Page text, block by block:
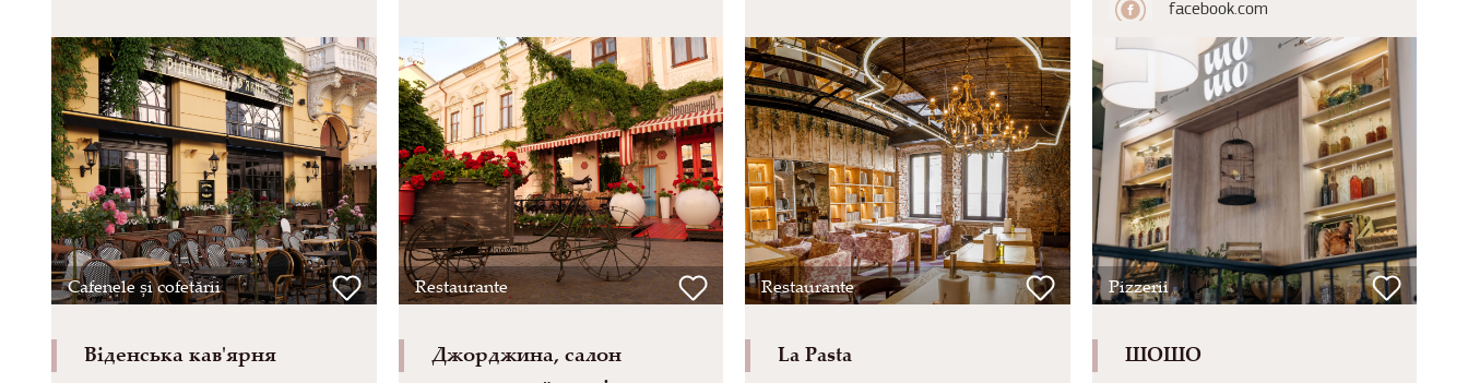
facebook.com
Cafenele și cofetării
Віденська кав'ярня
Restaurante
Джорджина, салон
Restaurante
La Pasta
Pizzerii
ШОШО